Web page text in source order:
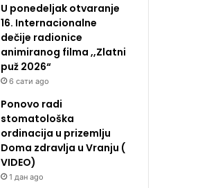
U ponedeljak otvaranje
16. Internacionalne
dečije radionice
animiranog filma ,,Zlatni
puž 2026“
6 сати ago
Ponovo radi
stomatološka
ordinacija u prizemlju
Doma zdravlja u Vranju (
VIDEO)
1 дан ago